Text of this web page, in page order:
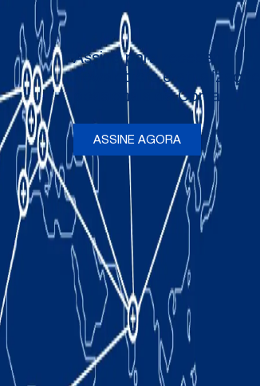
Assine para receber
newsletters e atualizações
ocasionais da Comau
ASSINE AGORA